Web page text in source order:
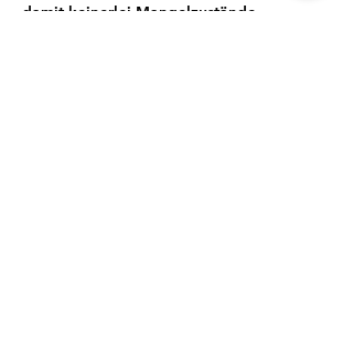
damit keinerlei Mangelzustände